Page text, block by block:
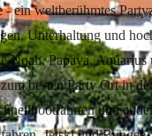
- ein weltberühmtes
Unterhaltung und
Noah, Papaya,
besten Party Ort in
und